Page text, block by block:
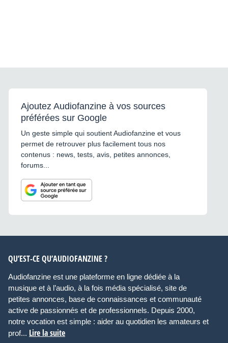
Ajoutez Audiofanzine à vos sources
préférées sur Google
Un geste simple qui soutient Audiofanzine et vous
permet de retrouver plus facilement tous nos
contenus : news, tests, avis, petites annonces,
forums...
QU’EST-CE QU’AUDIOFANZINE ?
Audiofanzine est une plateforme en ligne dédiée à la
musique et à l’audio, à la fois média spécialisé, site de
petites annonces, base de connaissances et communauté
active de passionnés et de professionnels. Depuis 2000,
notre vocation est simple : aider au quotidien les amateurs et
prof... Lire la suite